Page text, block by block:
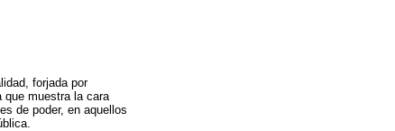
forjada por
que muestra la cara
de poder, en aquellos